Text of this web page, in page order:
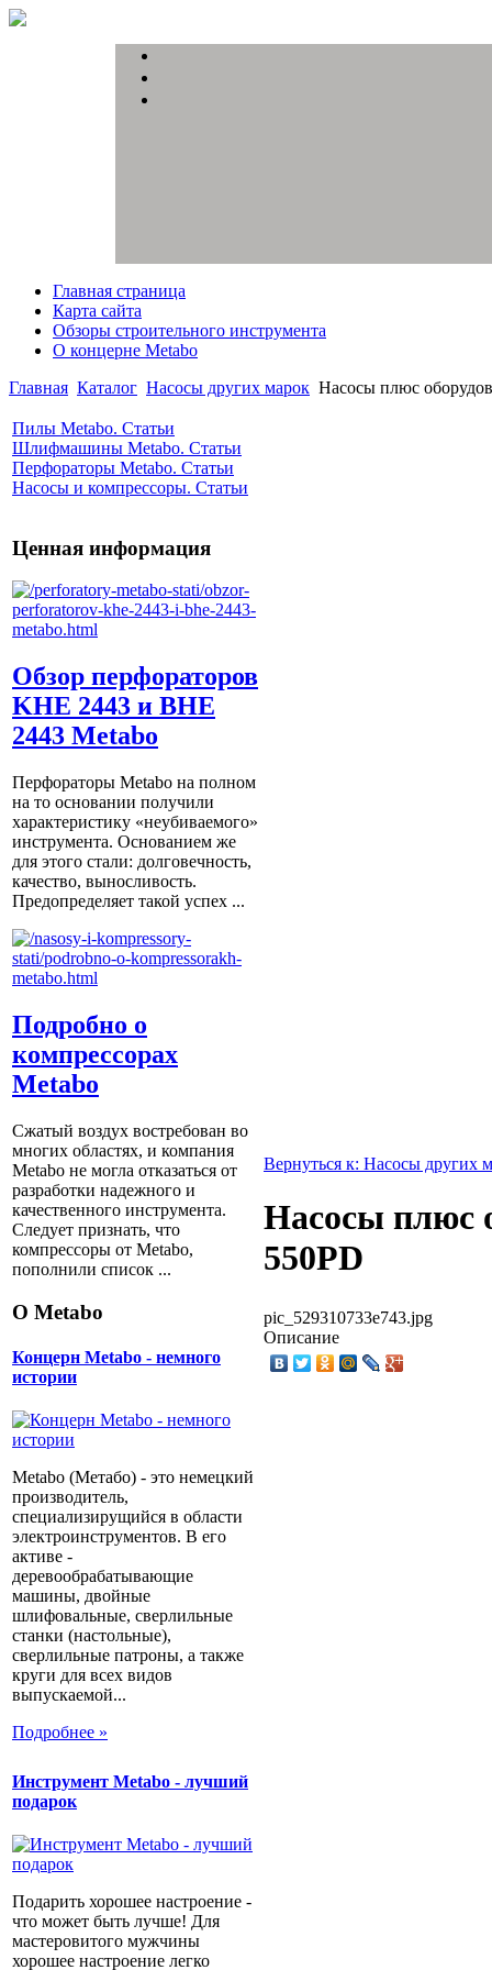
Главная страница
Карта сайта
Обзоры строительного инструмента
О концерне Metabo
Главная Каталог Насосы других марок Насосы плюс
Пилы Metabo. Статьи
Шлифмашины Metabo. Статьи
Перфораторы Metabo. Статьи
Насосы и компрессоры. Статьи
Ценная информация
Обзор перфораторов
KHE 2443 и BHE
2443 Metabo
Перфораторы Metabo на полном
на то основании получили
характеристику «неубиваемого»
инструмента. Основанием же
для этого стали: долговечность,
качество, выносливость.
Предопределяет такой успех ...
Подробно о
компрессорах
Metabo
Сжатый воздух востребован во
многих областях, и компания
Metabo не могла отказаться от
разработки надежного и
качественного инструмента.
Следует признать, что
компрессоры от Metabо,
пополнили список ...
О Metabo
Концерн Metabo - немного
истории
Metabo (Метабо) - это немецкий
производитель,
специализирущийся в области
электроинструментов. В его
активе -
деревообрабатывающие
машины, двойные
шлифовальные, сверлильные
станки (настольные),
сверлильные патроны, а также
круги для всех видов
выпускаемой...
Подробнее »
Инструмент Metabo - лучший
подарок
Подарить хорошее настроение -
что может быть лучше! Для
мастеровитого мужчины
хорошее настроение легко
Вернуться к: Насосы других
Насосы плюс
550PD
pic_529310733e743.jpg
Описание